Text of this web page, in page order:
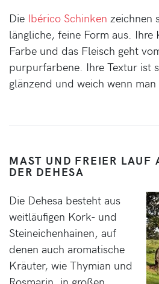
Die Ibérico Schinken zeichnen
längliche, feine Form aus.
Farbe und das Fleisch geht
purpurfarbene. Ihre Textur ist
glänzend und weich wenn
MAST UND FREIER LAUF
DER DEHESA
Die Dehesa besteht aus
weitläufigen Kork- und
Steineichenhainen, auf
denen auch aromatische
Kräuter, wie Thymian und